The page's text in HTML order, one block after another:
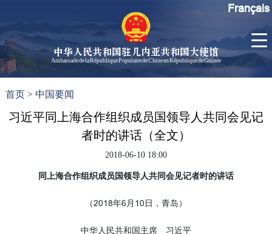
中华人民共和国驻几内亚共和国大使馆
Ambassade de la République Populaire de Chine en République de Guinée
大使信
息
辞
使简历
几
Français
首页 >中国要闻
习近平同上海合作组织成员国领导人共同会见记
者时的讲话（全文）
2018-06-10 18:00
同上海合作组织成员国领导人共同会见记者时的讲话
（2018年6月10日，青岛）
中华人民共和国主席 习近平